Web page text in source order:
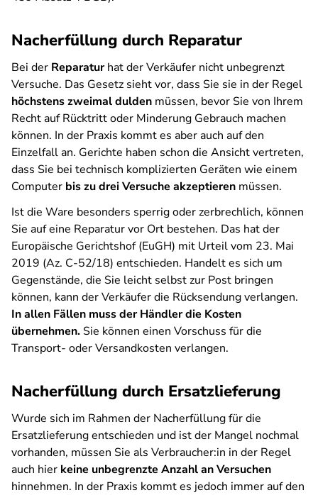
Nacherfüllung durch Reparatur
Bei der Reparaturhat der Verkäufer nicht unbegrenzt
Versuche. Das Gesetz sieht vor, dass Sie sie in der Regel
höchstens zweimal dulden müssen, bevor Sie von Ihrem
Recht auf Rücktritt oder Minderung Gebrauch machen
können. In der Praxis kommt es aber auch auf den
Einzelfall an. Gerichte haben schon die Ansicht vertreten,
dass Sie bei technisch komplizierten Geräten wie einem
Computer bis zu drei Versuche akzeptieren müssen.
Ist die Ware besonders sperrig oder zerbrechlich, können
Sie auf eine Reparatur vor Ort bestehen. Das hat der
Europäische Gerichtshof (EuGH) mit Urteil vom 23. Mai
2019 (Az. C-52/18) entschieden. Handelt es sich um
Gegenstände, die Sie leicht selbst zur Post bringen
können, kann der Verkäufer die Rücksendung verlangen.
In allen Fällen muss der Händler die Kosten
übernehmen. Sie können einen Vorschuss für die
Transport- oder Versandkosten verlangen.
Nacherfüllung durch Ersatzlieferung
Wurde sich im Rahmen der Nacherfüllung für die
Ersatzlieferung entschieden und ist der Mangel nochmal
vorhanden, müssen Sie als Verbraucher:in in der Regel
auch hier keine unbegrenzte Anzahl an Versuchen
hinnehmen. In der Praxis kommt es jedoch immer auf den